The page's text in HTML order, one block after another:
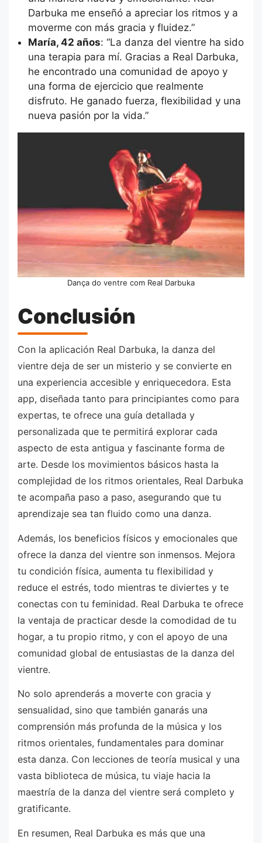
Darbuka me enseñó a apreciar los ritmos y a
moverme con más gracia y fluidez.”
María, 42 años: “La danza del vientre ha sido
una terapia para mí. Gracias a Real Darbuka,
he encontrado una comunidad de apoyo y
una forma de ejercicio que realmente
disfruto. He ganado fuerza, flexibilidad y una
nueva pasión por la vida.”
Dança do ventre com Real Darbuka
Conclusión
Con la aplicación Real Darbuka, la danza del
vientre deja de ser un misterio y se convierte en
una experiencia accesible y enriquecedora. Esta
app, diseñada tanto para principiantes como para
expertas, te ofrece una guía detallada y
personalizada que te permitirá explorar cada
aspecto de esta antigua y fascinante forma de
arte. Desde los movimientos básicos hasta la
complejidad de los ritmos orientales, Real Darbuka
te acompaña paso a paso, asegurando que tu
aprendizaje sea tan fluido como una danza.
Además, los beneficios físicos y emocionales que
ofrece la danza del vientre son inmensos. Mejora
tu condición física, aumenta tu flexibilidad y
reduce el estrés, todo mientras te diviertes y te
conectas con tu feminidad. Real Darbuka te ofrece
la ventaja de practicar desde la comodidad de tu
hogar, a tu propio ritmo, y con el apoyo de una
comunidad global de entusiastas de la danza del
vientre.
No solo aprenderás a moverte con gracia y
sensualidad, sino que también ganarás una
comprensión más profunda de la música y los
ritmos orientales, fundamentales para dominar
esta danza. Con lecciones de teoría musical y una
vasta biblioteca de música, tu viaje hacia la
maestría de la danza del vientre será completo y
gratificante.
En resumen, Real Darbuka es más que una